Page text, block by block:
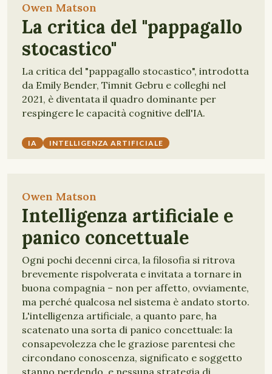
Owen Matson
La critica del "pappagallo
stocastico"
La critica del "pappagallo stocastico", introdotta
da Emily Bender, Timnit Gebru e colleghi nel
2021, è diventata il quadro dominante per
respingere le capacità cognitive dell'IA.
IA INTELLIGENZA ARTIFICIALE
Owen Matson
Intelligenza artificiale e
panico concettuale
Ogni pochi decenni circa, la filosofia si ritrova
brevemente rispolverata e invitata a tornare in
buona compagnia – non per affetto, ovviamente,
ma perché qualcosa nel sistema è andato storto.
L'intelligenza artificiale, a quanto pare, ha
scatenato una sorta di panico concettuale: la
consapevolezza che le graziose parentesi che
circondano conoscenza, significato e soggetto
stanno perdendo, e nessuna strategia di